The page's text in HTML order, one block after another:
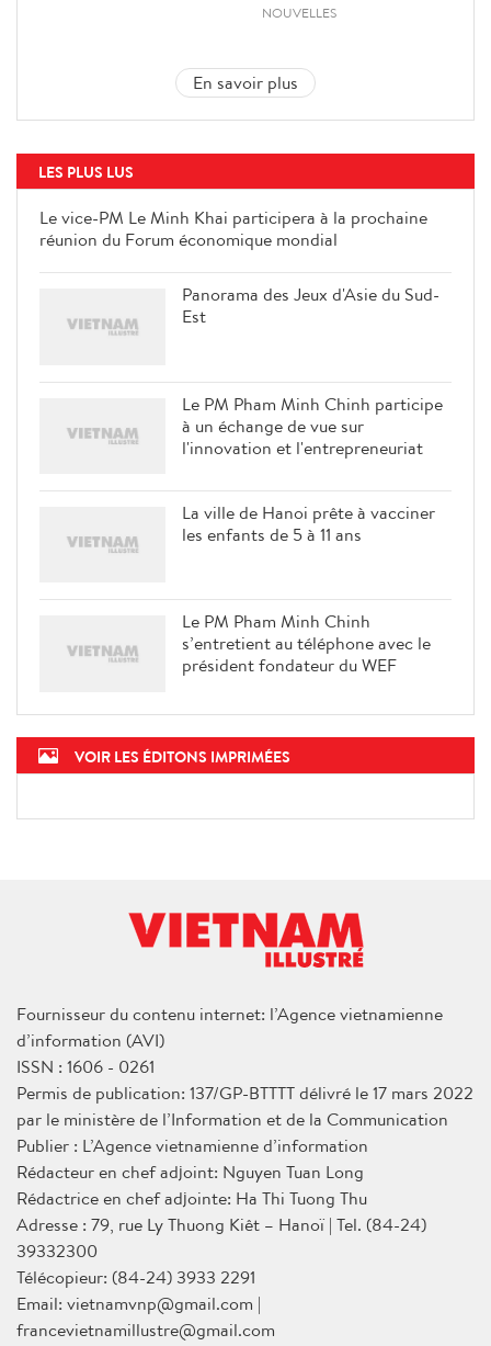
NOUVELLES
En savoir plus
LES PLUS LUS
Le vice-PM Le Minh Khai participera à la prochaine
réunion du Forum économique mondial
Panorama des Jeux d'Asie du Sud-
Est
Le PM Pham Minh Chinh participe
à un échange de vue sur
l'innovation et l'entrepreneuriat
La ville de Hanoi prête à vacciner
les enfants de 5 à 11 ans
Le PM Pham Minh Chinh
s’entretient au téléphone avec le
président fondateur du WEF
VOIR LES ÉDITONS IMPRIMÉES